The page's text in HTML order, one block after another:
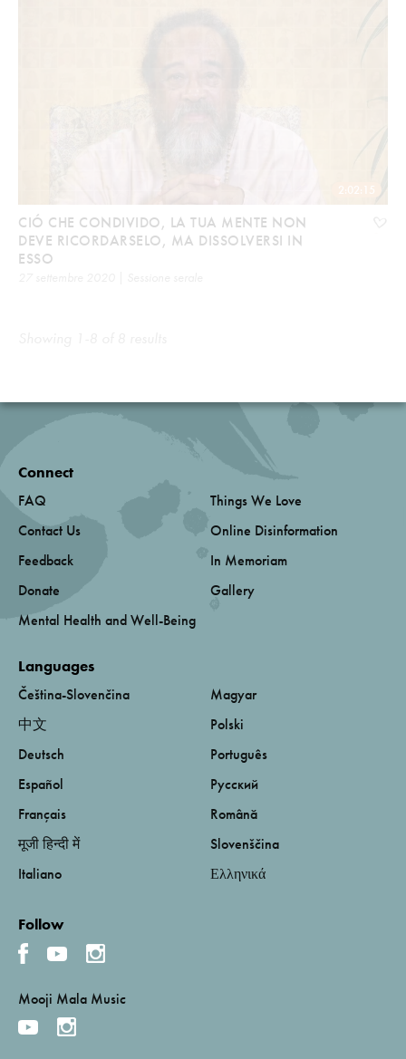
2:02:15
CIÓ CHE CONDIVIDO, LA TUA MENTE NON
DEVE RICORDARSELO, MA DISSOLVERSI IN
ESSO
Connect
FAQ
Contact Us
Feedback
Donate
Mental Health and Well-Being
Things We Love
Online Disinformation
In Memoriam
Gallery
Languages
Čeština-Slovenčina
中文
Deutsch
Español
Français
मूजी हिन्दी में
Italiano
Magyar
Polski
Português
Русский
Română
Slovenščina
Ελληνικά
Follow
Mooji Mala Music